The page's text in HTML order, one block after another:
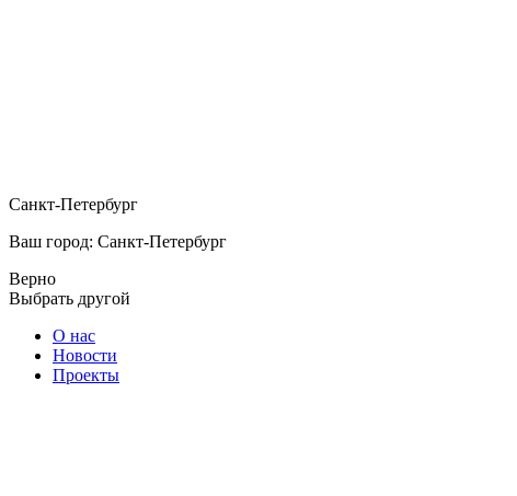
Санкт-Петербург
Ваш город: Санкт-Петербург
Верно
Выбрать другой
О нас
Новости
Проекты